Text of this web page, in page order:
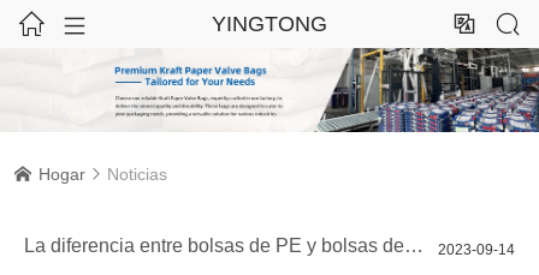
  YINGTONG  
 Hogar  Noticias
2023-09-14
La diferencia entre bolsas de PE y bolsas de PP